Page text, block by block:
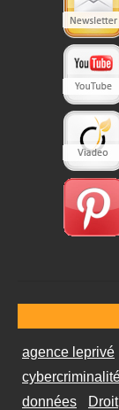
agence leprivé
données
Droit